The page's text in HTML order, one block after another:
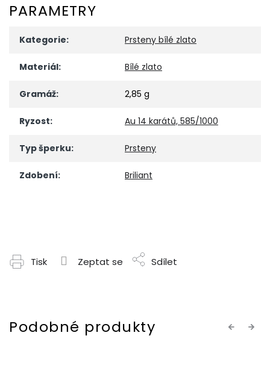
PARAMETRY
Kategorie: Prsteny bílé zlato
Materiál: Bílé zlato
Gramáž: 2,85 g
Ryzost: Au 14 karátů, 585/1000
Typ šperku: Prsteny
Zdobení: Briliant
Tisk Zeptat se Sdílet
Previous
Next